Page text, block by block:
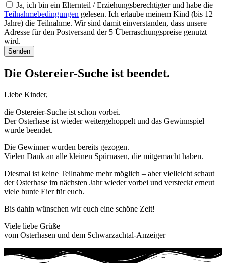
Ja, ich bin ein Elternteil / Erziehungsberechtigter und habe die
Teilnahmebedingungen gelesen. Ich erlaube meinem Kind (bis 12
Jahre) die Teilnahme. Wir sind damit einverstanden, dass unsere
Adresse für den Postversand der 5 Überraschungspreise genutzt
wird.
Senden
Die Ostereier-Suche ist beendet.
Liebe Kinder,
die Ostereier-Suche ist schon vorbei.
Der Osterhase ist wieder weitergehoppelt und das Gewinnspiel
wurde beendet.
Die Gewinner wurden bereits gezogen.
Vielen Dank an alle kleinen Spürnasen, die mitgemacht haben.
Diesmal ist keine Teilnahme mehr möglich – aber vielleicht schaut
der Osterhase im nächsten Jahr wieder vorbei und versteckt erneut
viele bunte Eier für euch.
Bis dahin wünschen wir euch eine schöne Zeit!
Viele liebe Grüße
vom Osterhasen und dem Schwarzachtal-Anzeiger